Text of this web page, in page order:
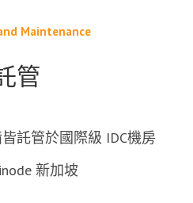
Maintenance
管
託管於國際級 IDC機房
新加坡